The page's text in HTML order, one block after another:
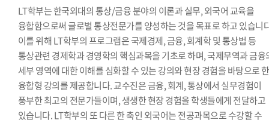
LT학부는 한국외대의 통상/금융 분야의 이론과 실무, 외국어 교육을
융합함으로써 글로벌 통상전문가를 양성하는 것을 목표로 하고 있습니
이를 위해 LT학부의 프로그램은 국제경제, 금융, 회계학 및 통상법 등
통상관련 경제학과 경영학의 핵심과목을 기초로 하며, 국제무역과 금융
세부 영역에 대한 이해를 심화할 수 있는 강의와 현장 경험을 바탕으로 한
융합형 강의를 제공합니다. 교수진은 금융, 회계, 통상에서 실무경험이
풍부한 최고의 전문가들이며, 생생한 현장 경험을 학생들에게 전달하고
있습니다. LT학부의 또 다른 한 축인 외국어는 전공과목으로 수강할 수